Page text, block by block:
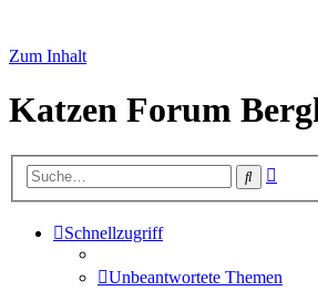
Zum Inhalt
Katzen Forum
Suche
Schnellzugriff
Unbeantwortete Themen